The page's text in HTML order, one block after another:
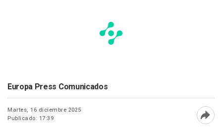
Europa Press Comunicados
Martes, 16 diciembre 2025
Publicado: 17:39